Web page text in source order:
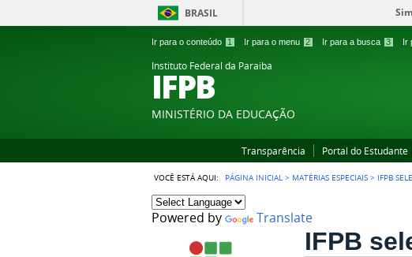
BRASIL
Ir para o conteúdo 1 Ir para o menu 2 Ir para a busca 3 Ir
Instituto Federal da Paraiba
IFPB
MINISTÉRIO DA EDUCAÇÃO
Transparência Portal do Estudante
VOCÊ ESTÁ AQUI: PÁGINA INICIAL > MATÉRIAS ESPECIAIS > IFPB
Powered by Translate
IFPB